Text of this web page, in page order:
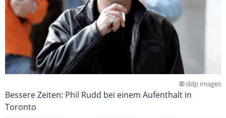
©ddp images
Bessere Zeiten: Phil Rudd bei einem Aufenthalt in
Toronto